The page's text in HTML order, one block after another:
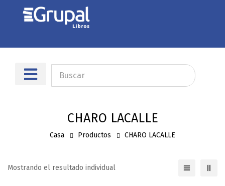
CHARO LACALLE
Casa Productos CHARO LACALLE
Mostrando el resultado individual